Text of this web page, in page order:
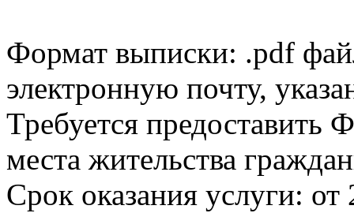
Формат выписки: .pdf
электронную почту,
Требуется
места жительства
Срок оказания услуги: от